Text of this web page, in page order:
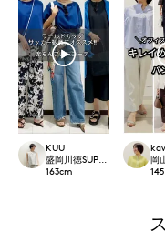
KUU
盛岡川徳SUPERIOR CLOSET
163cm
岡
145